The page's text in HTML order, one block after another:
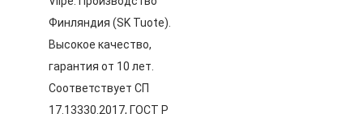
Финляндия (SK Tuote).
Высокое качество,
гарантия от 10 лет.
Соответствует СП
17.13330.2017, ГОСТ Р